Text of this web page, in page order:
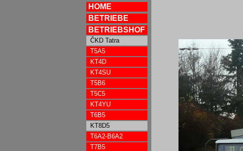
HOME
BETRIEBE
BETRIEBSHOF
ČKD Tatra
T5A5
KT4D
KT4SU
T5B6
T5C5
KT4YU
T6B5
KT8D5
T6A2-B6A2
T7B5